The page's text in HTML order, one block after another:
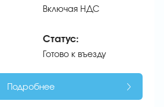
Включая НДС
Статус:
Готово к въезду
Подробнее